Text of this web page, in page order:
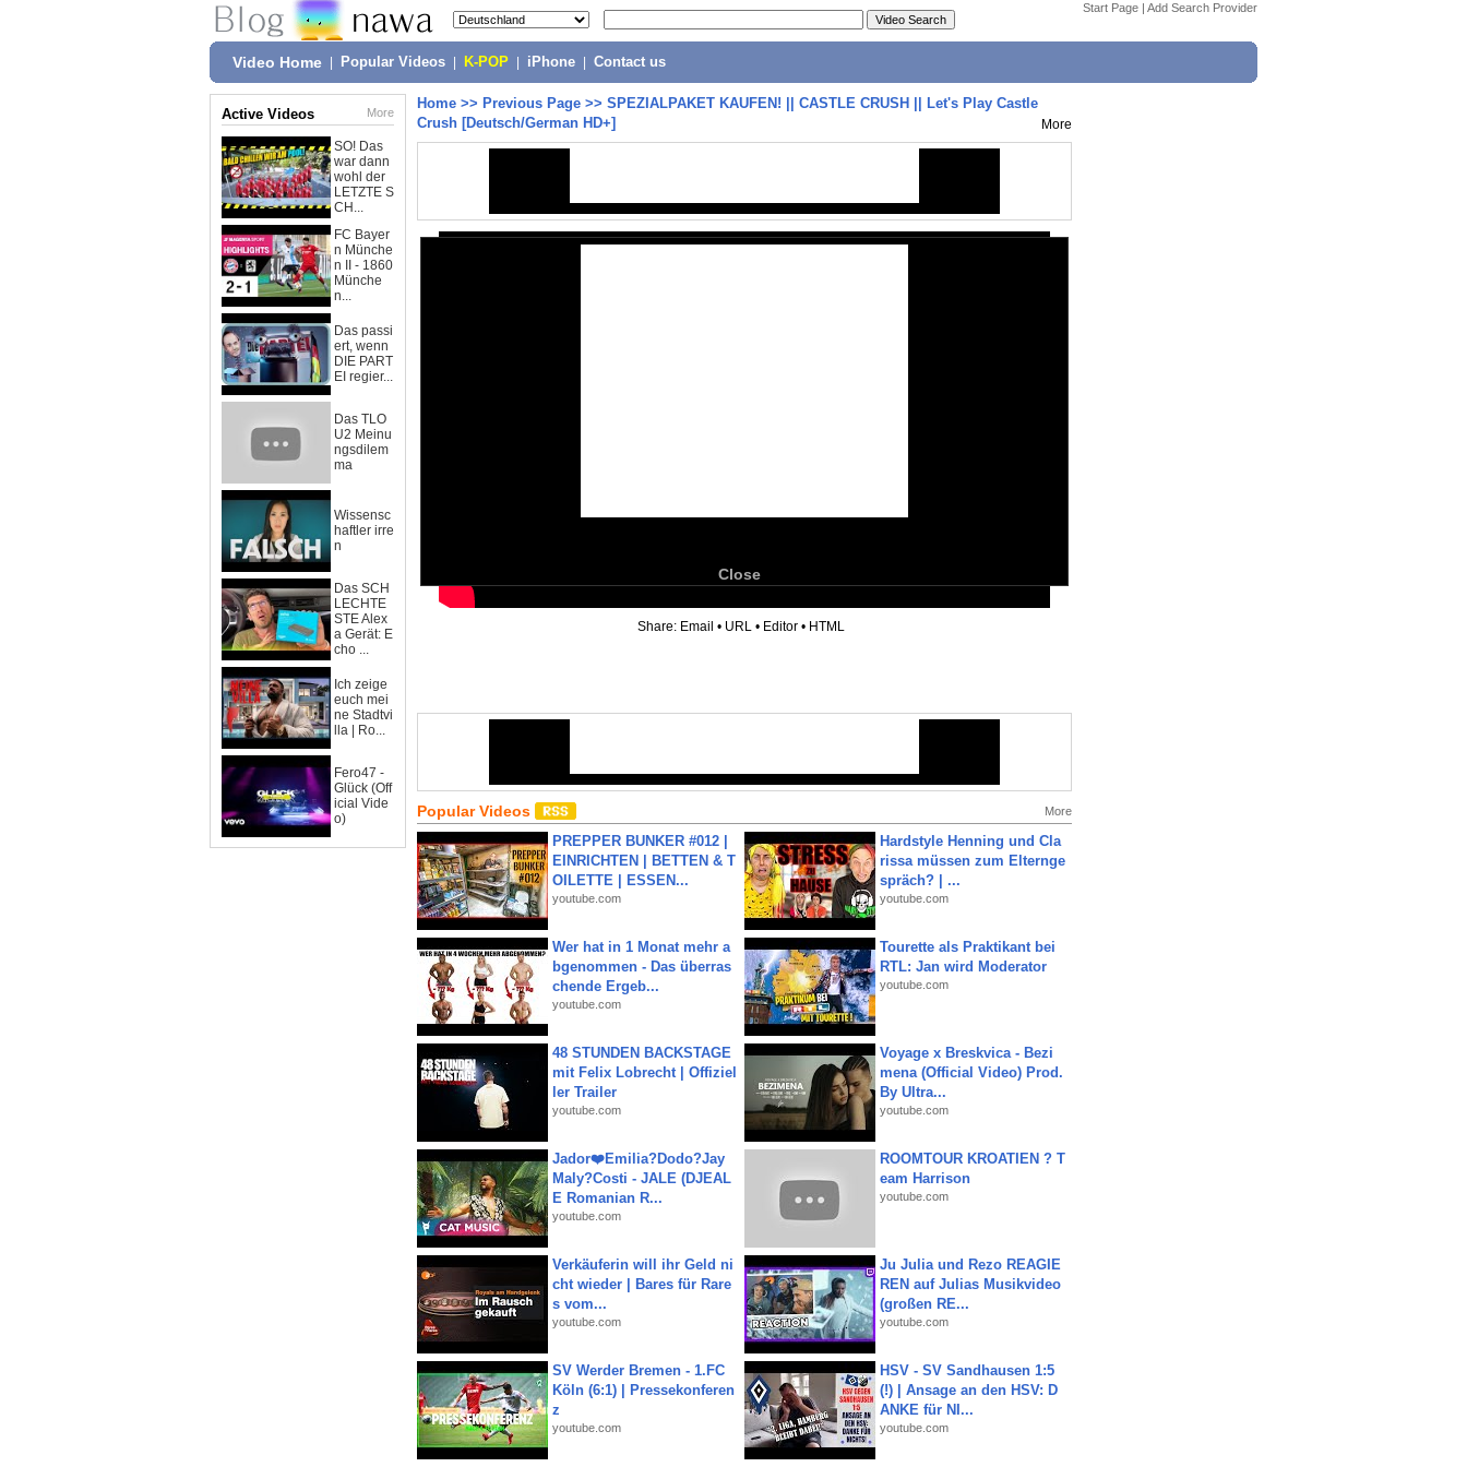
Start Page | Add Search Provider
Video Home Popular Videos K-POP iPhone Contact us
Active Videos More
SO! Das
war dann
wohl der
LETZTE S
CH...
FC Bayer
n Münche
n II - 1860
Münche
n...
Das passi
ert, wenn
DIE PART
EI regier...
Das TLO
U2 Meinu
ngsdilem
ma
Wissensc
haftler irre
n
Das SCH
LECHTE
STE Alex
a Gerät: E
cho ...
Ich zeige
euch mei
ne Stadtvi
lla | Ro...
Fero47 -
Glück (Off
icial Vide
o)
Home >> Previous Page >> SPEZIALPAKET KAUFEN! || CASTLE CRUSH || Let's Play Castle
Crush [Deutsch/German HD+]
More
Close
Share: Email • URL • Editor • HTML
Popular Videos More
PREPPER BUNKER #012 |
EINRICHTEN | BETTEN & T
OILETTE | ESSEN...
youtube.com
Hardstyle Henning und Cla
rissa müssen zum Elternge
spräch? | ...
youtube.com
Wer hat in 1 Monat mehr a
bgenommen - Das überras
chende Ergeb...
youtube.com
Tourette als Praktikant bei
RTL: Jan wird Moderator
youtube.com
48 STUNDEN BACKSTAGE
mit Felix Lobrecht | Offiziel
ler Trailer
youtube.com
Voyage x Breskvica - Bezi
mena (Official Video) Prod.
By Ultra...
youtube.com
Jador❤️Emilia?Dodo?Jay
Maly?Costi - JALE (DJEAL
E Romanian R...
youtube.com
ROOMTOUR KROATIEN ? T
eam Harrison
youtube.com
Verkäuferin will ihr Geld ni
cht wieder | Bares für Rare
s vom...
youtube.com
Ju Julia und Rezo REAGIE
REN auf Julias Musikvideo
(großen RE...
youtube.com
SV Werder Bremen - 1.FC
Köln (6:1) | Pressekonferen
z
youtube.com
HSV - SV Sandhausen 1:5
(!) | Ansage an den HSV: D
ANKE für NI...
youtube.com